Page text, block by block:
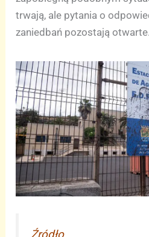
trwają, ale pytania o
zaniedbań pozostają otwarte.